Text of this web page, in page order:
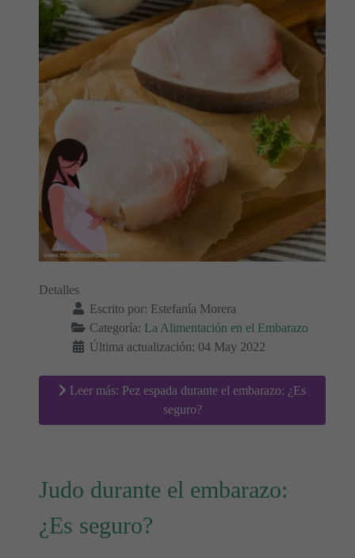
Detalles
Escrito por: Estefanía Morera
Categoría: La Alimentación en el Embarazo
Última actualización: 04 May 2022
Leer más: Pez espada durante el embarazo: ¿Es
seguro?
Judo durante el embarazo:
¿Es seguro?